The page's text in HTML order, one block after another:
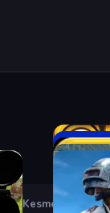
Ağaç Kesme ve İşleme